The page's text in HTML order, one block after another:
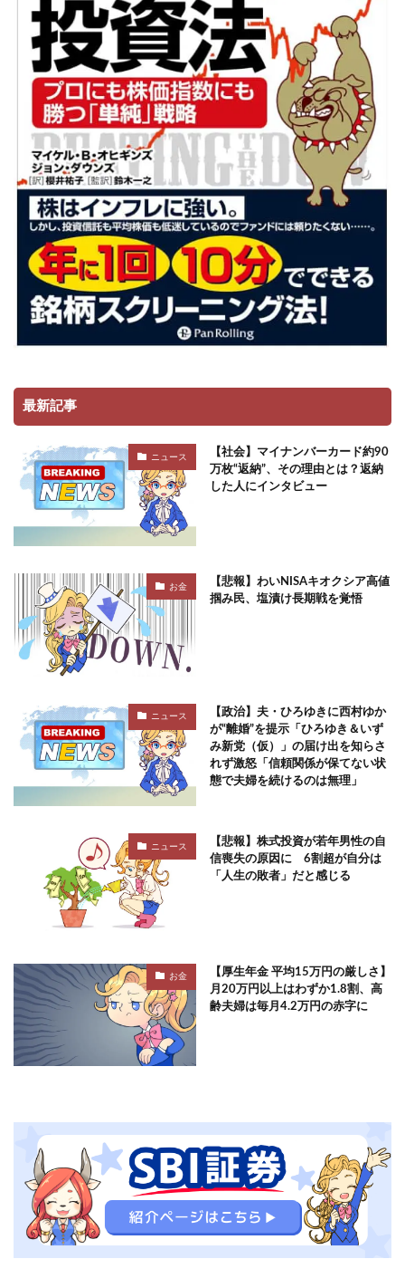
最新記事
ニュース
【社会】マイナンバーカード約90
万枚“返納”、その理由とは？返納
した人にインタビュー
お金
【悲報】わいNISAキオクシア高値
掴み民、塩漬け長期戦を覚悟
ニュース
【政治】夫・ひろゆきに西村ゆか
が“離婚”を提示「ひろゆき＆いず
み新党（仮）」の届け出を知らさ
れず激怒「信頼関係が保てない状
態で夫婦を続けるのは無理」
ニュース
【悲報】株式投資が若年男性の自
信喪失の原因に 6割超が自分は
「人生の敗者」だと感じる
お金
【厚生年金 平均15万円の厳しさ】
月20万円以上はわずか1.8割、高
齢夫婦は毎月4.2万円の赤字に